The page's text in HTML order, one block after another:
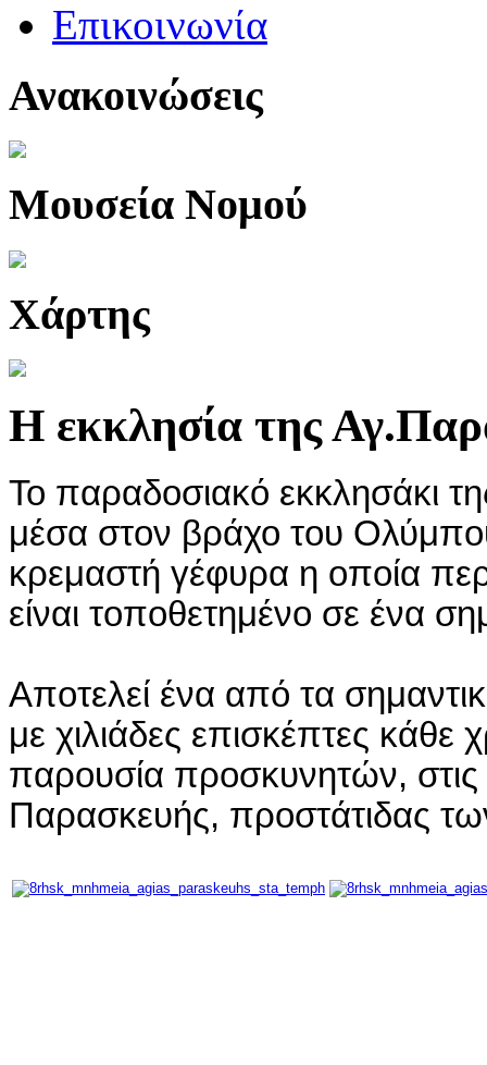
Επικοινωνία
Ανακοινώσεις
Μουσεία Νομού
Χάρτης
H εκκλησία της
Το παραδοσιακό εκκλησάκι
μέσα στον βράχο του
κρεμαστή γέφυρα η οποία
είναι τοποθετημένο σε ένα
Αποτελεί ένα από τα
με χιλιάδες επισκέπτες κάθε
παρουσία προσκυνητών, στις
Παρασκευής, προστάτιδας